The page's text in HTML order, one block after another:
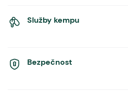
Služby kempu
Bezpečnost